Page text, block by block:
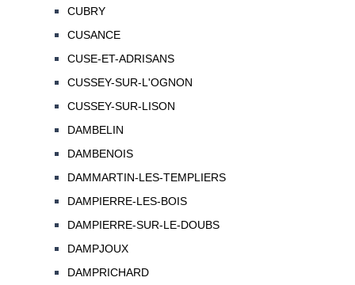
CUBRY
CUSANCE
CUSE-ET-ADRISANS
CUSSEY-SUR-L'OGNON
CUSSEY-SUR-LISON
DAMBELIN
DAMBENOIS
DAMMARTIN-LES-TEMPLIERS
DAMPIERRE-LES-BOIS
DAMPIERRE-SUR-LE-DOUBS
DAMPJOUX
DAMPRICHARD